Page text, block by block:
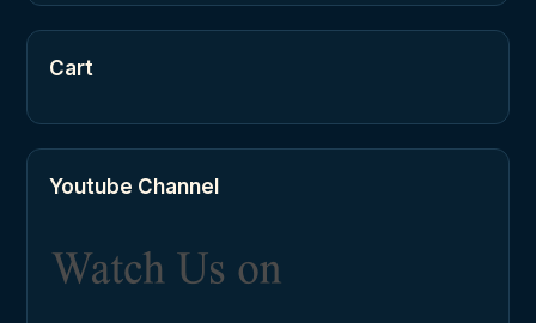
Cart
Youtube Channel